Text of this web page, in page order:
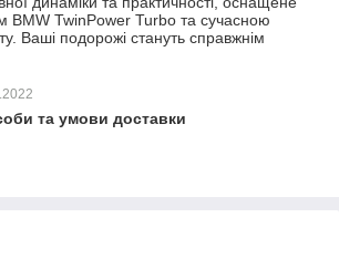
BMW TwinPower Turbo та сучасною
Ваші подорожі стануть справжнім
та умови доставки